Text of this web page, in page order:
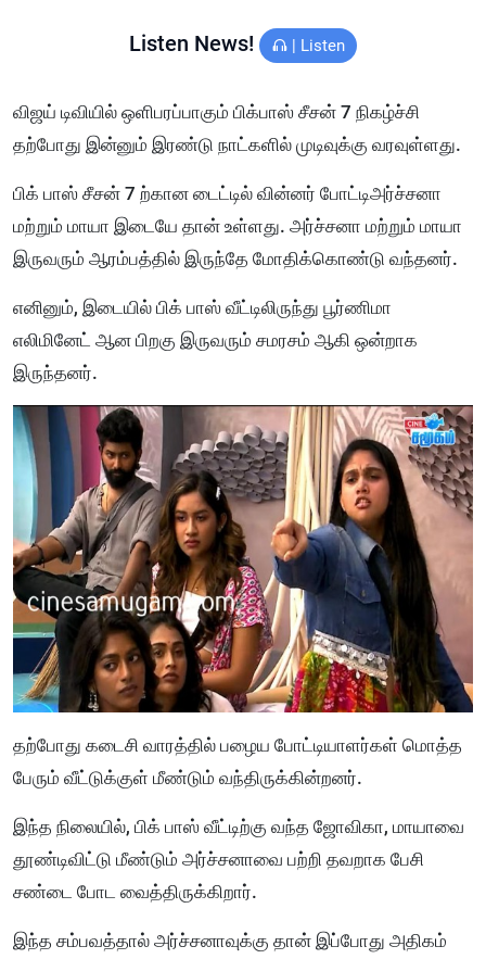
Listen News! | Listen
விஜய் டிவியில் ஒளிபரப்பாகும் பிக்பாஸ் சீசன் 7 நிகழ்ச்சி
தற்போது இன்னும் இரண்டு நாட்களில் முடிவுக்கு வரவுள்ளது.
பிக் பாஸ் சீசன் 7 ற்கான டைட்டில் வின்னர் போட்டிஅர்ச்சனா
மற்றும் மாயா இடையே தான் உள்ளது. அர்ச்சனா மற்றும் மாயா
இருவரும் ஆரம்பத்தில் இருந்தே மோதிக்கொண்டு வந்தனர்.
எனினும், இடையில் பிக் பாஸ் வீட்டிலிருந்து பூர்ணிமா
எலிமினேட் ஆன பிறகு இருவரும் சமரசம் ஆகி ஒன்றாக
இருந்தனர்.
தற்போது கடைசி வாரத்தில் பழைய போட்டியாளர்கள் மொத்த
பேரும் வீட்டுக்குள் மீண்டும் வந்திருக்கின்றனர்.
இந்த நிலையில், பிக் பாஸ் வீட்டிற்கு வந்த ஜோவிகா, மாயாவை
தூண்டிவிட்டு மீண்டும் அர்ச்சனாவை பற்றி தவறாக பேசி
சண்டை போட வைத்திருக்கிறார்.
இந்த சம்பவத்தால் அர்ச்சனாவுக்கு தான் இப்போது அதிகம்